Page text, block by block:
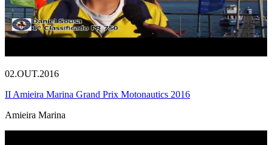
02.OUT.2016
II Amieira Marina Grand Prix Motonautics 2016
Amieira Marina